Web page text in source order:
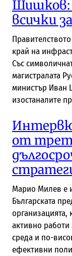
Шишков:
всички
край на
Със
магистралата
министър Иван
изостаналите
от
Марио Милев е
Българската
активно
среда и по-
ефективни